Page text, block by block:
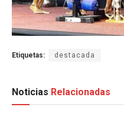
Etiquetas: destacada
Noticias Relacionadas